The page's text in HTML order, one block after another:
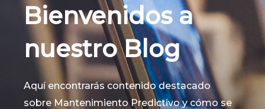
Bienvenidos a
nuestro Blog
Aquí encontrarás contenido destacado
sobre Mantenimiento Predictivo y cómo se